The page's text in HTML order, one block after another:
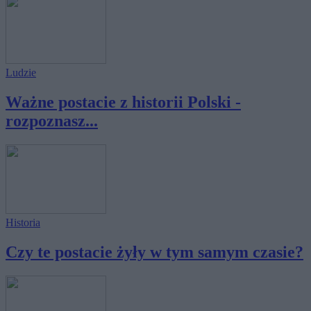
Ludzie
Ważne postacie z historii Polski -
rozpoznasz...
Historia
Czy te postacie żyły w tym samym czasie?